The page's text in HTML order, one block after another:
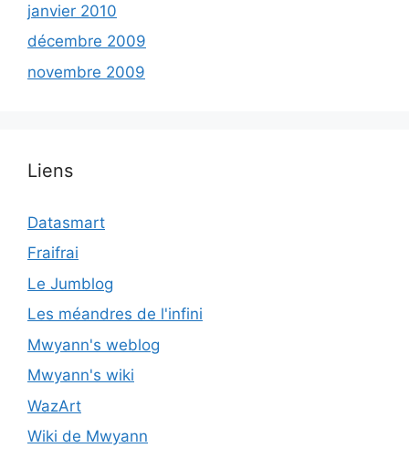
janvier 2010
décembre 2009
novembre 2009
Liens
Datasmart
Fraifrai
Le Jumblog
Les méandres de l'infini
Mwyann's weblog
Mwyann's wiki
WazArt
Wiki de Mwyann